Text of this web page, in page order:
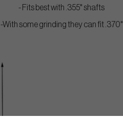
- Fits best with .355" shafts
-With some grinding they can fit .370"